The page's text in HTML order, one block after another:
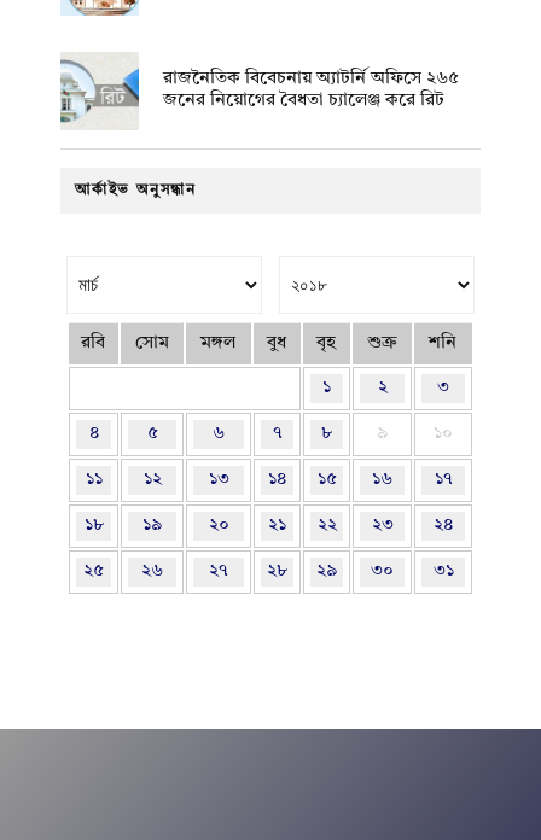
রাজনৈতিক বিবেচনায় অ‍্যাটর্নি অফিসে ২৬৫
জনের নিয়োগের বৈধতা চ্যালেঞ্জ করে রিট
আর্কাইভ অনুসন্ধান
রবি সোম মঙ্গল বুধ বৃহ শুক্র শনি
১ ২ ৩
৪ ৫ ৬ ৭ ৮ ৯ ১০
১১ ১২ ১৩ ১৪ ১৫ ১৬ ১৭
১৮ ১৯ ২০ ২১ ২২ ২৩ ২৪
২৫ ২৬ ২৭ ২৮ ২৯ ৩০ ৩১